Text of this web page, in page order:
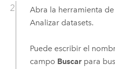
Abra la herramienta
Analizar datasets.
Puede escribir el
campo Buscarpara